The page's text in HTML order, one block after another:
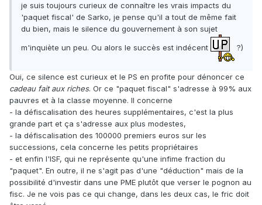
je suis toujours curieux de connaître les vrais impacts du
'paquet fiscal' de Sarko, je pense qu'il a tout de même fait
du bien, mais le silence du gouvernement à son sujet
m'inquiète un peu. Ou alors le succès est indécent
?)
Oui, ce silence est curieux et le PS en profite pour dénoncer ce
cadeau fait aux riches. Or ce "paquet fiscal" s'adresse à 99% aux
pauvres et à la classe moyenne. Il concerne
- la défiscalisation des heures supplémentaires, c'est la plus
grande part et ça s'adresse aux plus modestes,
- la défiscalisation des 100000 premiers euros sur les
successions, cela concerne les petits propriétaires
- et enfin l'ISF, qui ne représente qu'une infime fraction du
"paquet". En outre, il ne s'agit pas d'une "déduction" mais de la
possibilité d'investir dans une PME plutôt que verser le pognon au
fisc. Je ne vois pas ce qui change, dans les deux cas, le fric doit